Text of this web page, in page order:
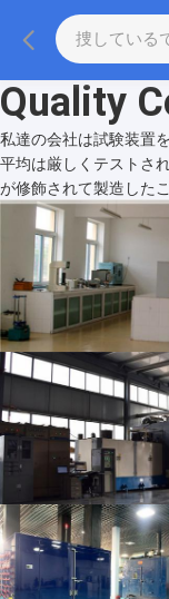
Quality
私達の会社は試験装置
平均は厳しくテストさ
が修飾されて製造した